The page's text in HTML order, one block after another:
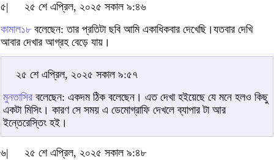
৫|
২৫ শে এপ্রিল, ২০২৫ সকাল ৯:৪৬
কামাল১৮বলেছেন: তার প্রতিটা ছবি আমি একাধিকবার দেখেছি।যতবার দেখি
আবার দেখার আগ্রহ বেড়ে যায়।
২৫ শে এপ্রিল, ২০২৫ সকাল ৯:৫৭
মুনতাসির বলেছেন: একদম ঠিক বলেছেন। এত দেখা হইয়েছে যে মনে হলও কিছু
একটা মিসিং। কারণ সে সময় এ ডেমোগ্রাফি দেখলে ব্যাপার টা আর
ইন্তেরেস্তিং হই।
৬|
২৫ শে এপ্রিল, ২০২৫ সকাল ৯:৪৮